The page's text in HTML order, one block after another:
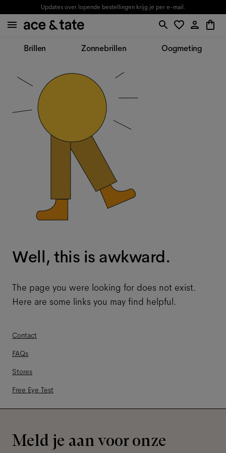
Updates over lopende bestellingen krijg je per e-mail.
Brillen Zonnebrillen Oogmeting
Well, this is awkward.
The page you were looking for does not exist.
Here are some links you may find helpful.
Contact
FAQs
Stores
Free Eye Test
Meld je aan voor onze